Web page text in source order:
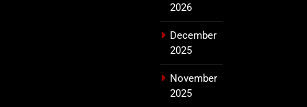
2026
December
2025
November
2025